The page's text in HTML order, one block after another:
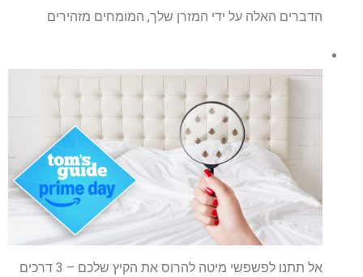
הדברים האלה על ידי המזרן שלך, המומחים מזהירים
אל תתנו לפשפשי מיטה להרוס את הקיץ שלכם – 3 דרכים